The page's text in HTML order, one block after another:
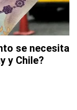
se necesita
y Chile?